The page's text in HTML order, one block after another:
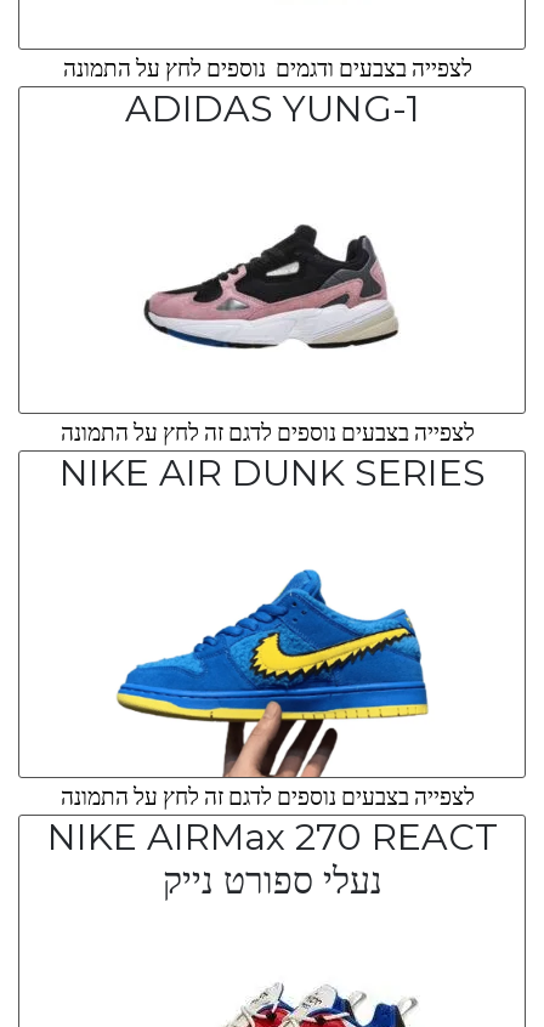
לצפייה בצבעים ודגמים נוספים לחץ על התמונה
ADIDAS YUNG-1
לצפייה בצבעים נוספים לדגם זה לחץ על התמונה
NIKE AIR DUNK SERIES
לצפייה בצבעים נוספים לדגם זה לחץ על התמונה
NIKE AIRMax 270 REACT
נעלי ספורט נייק